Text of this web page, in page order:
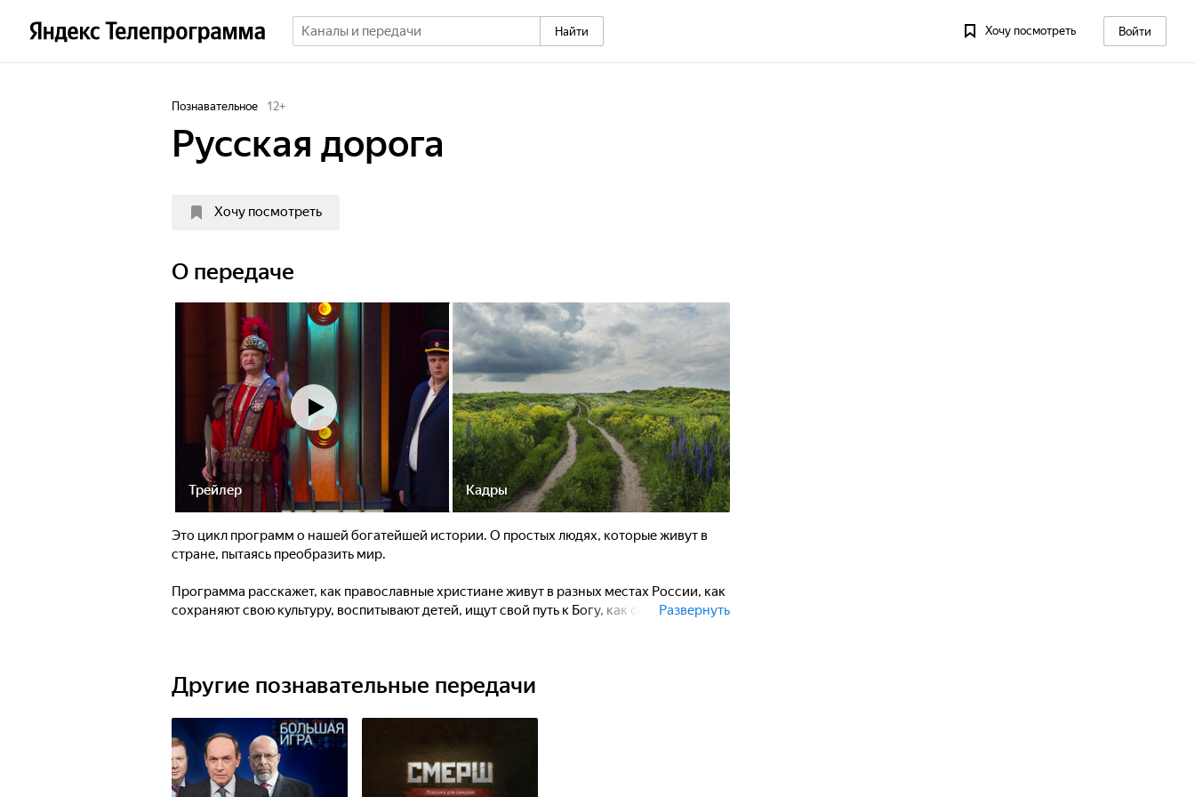
Найти Хочу посмотреть Войти
Познавательное 12+
Русская дорога
Хочу посмотреть
О передаче
Трейлер Кадры
Это цикл программ о нашей богатейшей истории. О простых людях, которые живут в
стране, пытаясь преобразить мир.
Программа расскажет, как православные христиане живут в разных местах России, как
сохраняют свою культуру, воспитывают детей, ищут свой путь к Богу, как сохраняют
Развернуть
Другие познавательные передачи